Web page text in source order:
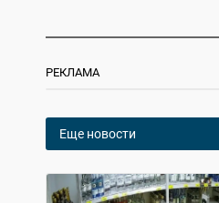
РЕКЛАМА
Еще новости